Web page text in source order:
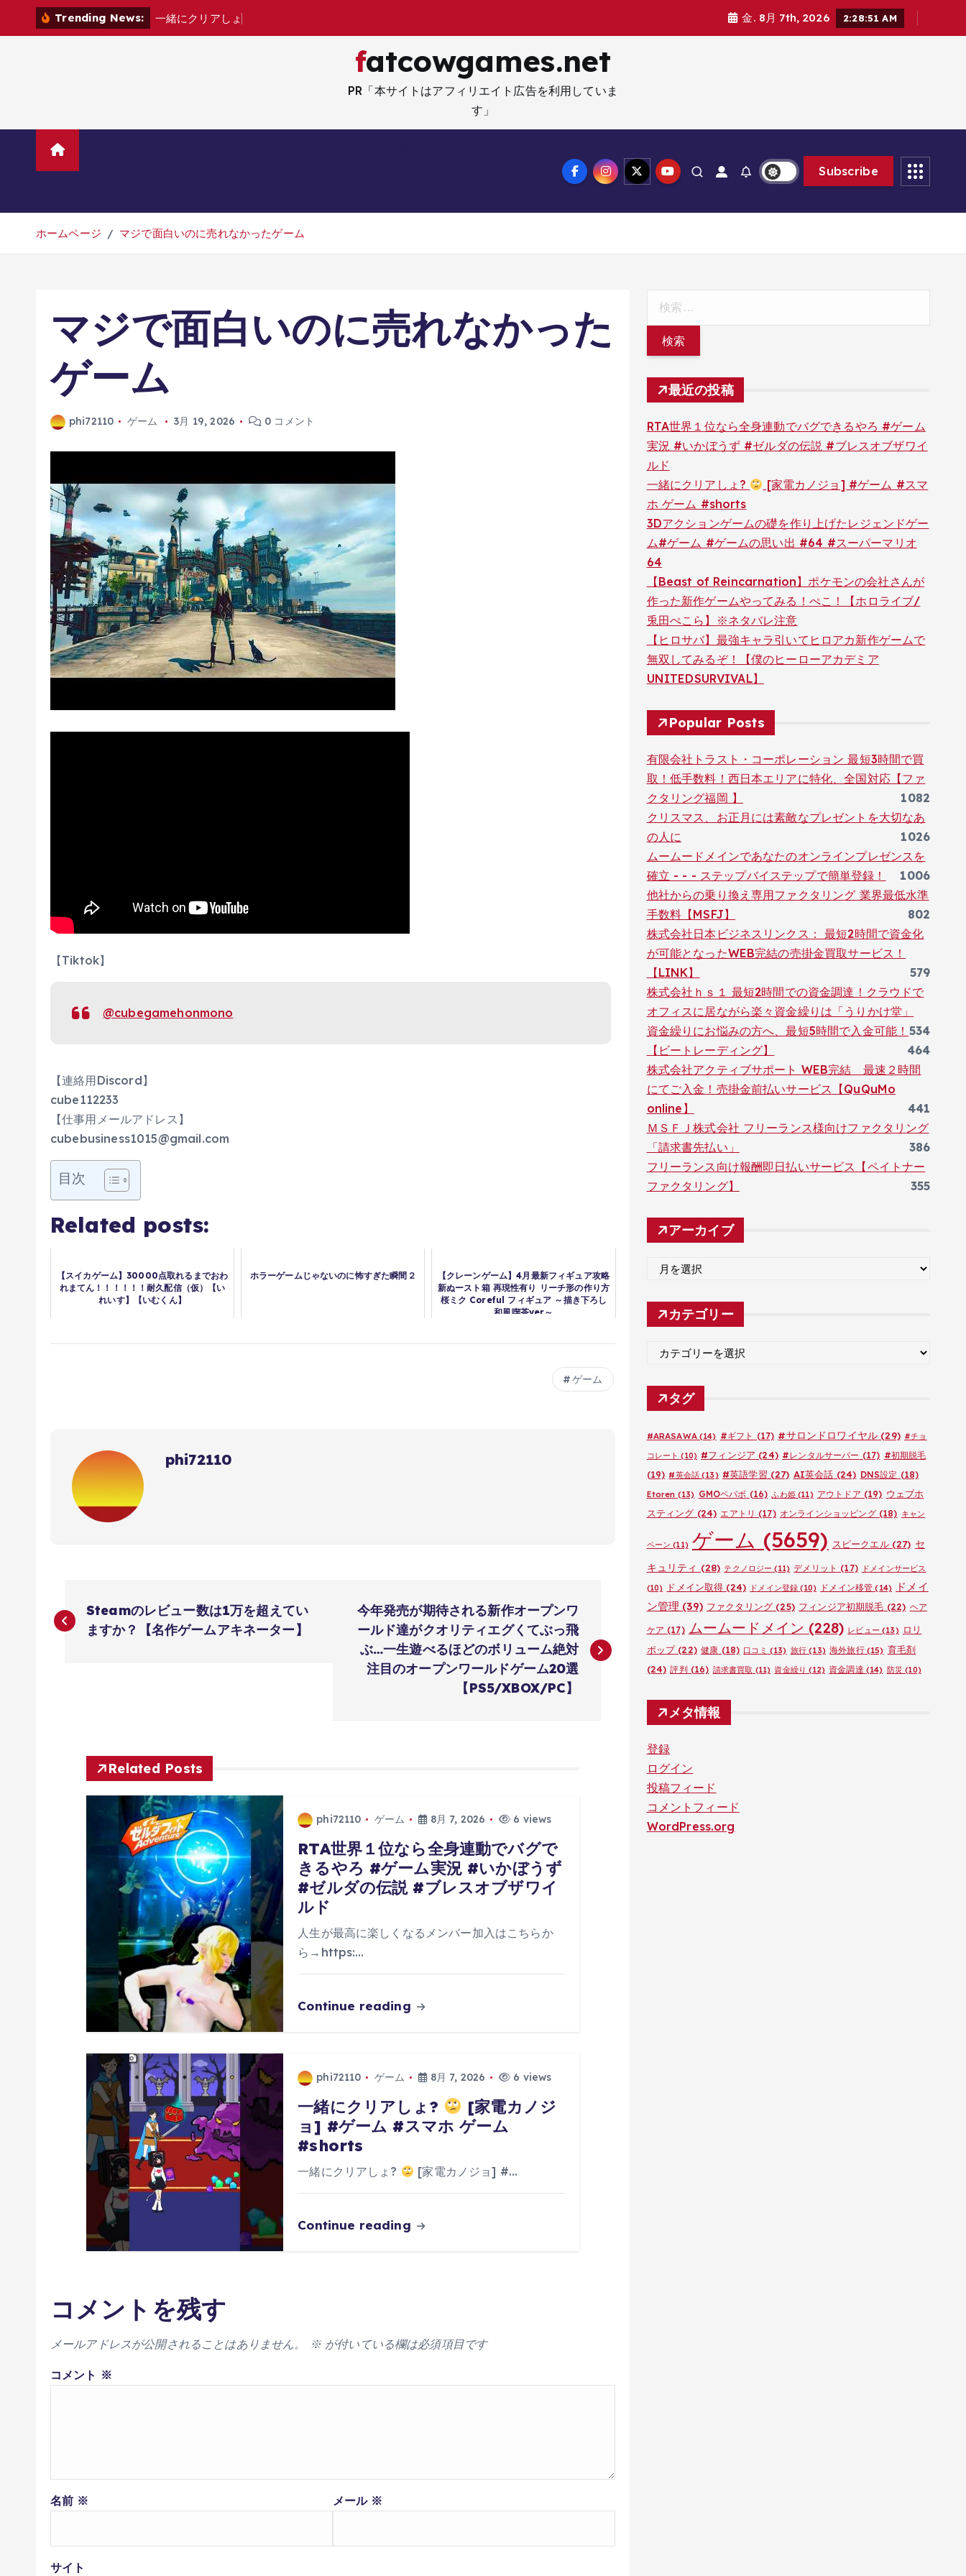
Trending News: 一緒に ク リ ア し ょ 金. 8月 7th, 2026 2:28:52 AM
fatcowgames.net
PR「本サイトはアフィリエイト広告を利用していま
す」
Subscribe
ホームページ マジで面白いのに売れなかったゲーム
マジで面白いのに売れなかった
ゲーム
phi72110 ゲーム 3月 19, 2026 0 コメント
【Tiktok】
@cubegamehonmono
【連絡用Discord】
cube112233
【仕事用メールアドレス】
cubebusiness1015@gmail.com
目次
Related posts:
【スイカゲーム】30000点取れるまでおわ
れまてん！！！！！！耐久配信（仮）【い
れいす】【いむくん】
ホラーゲームじゃないのに怖すぎた瞬間２
【クレーンゲーム】4月最新フィギュア攻略
新ぬースト箱 再現性有り リーチ形の作り方
桜ミク Coreful フィギュア ～描き下ろし
和風喫茶ver～
ゲーム
phi72110
投
稿
Steamのレビュー数は1万を超えてい
ますか？【名作ゲームアキネーター】
今年発売が期待される新作オープンワ
ールド達がクオリティエグくてぶっ飛
ぶ…一生遊べるほどのボリューム絶対
注目のオープンワールドゲーム20選
【PS5/XBOX/PC】
Related Posts
phi72110 ゲーム 8月 7, 2026 6 views
RTA世界１位なら全身連動でバグで
きるやろ #ゲーム実況 #いかぼうず
#ゼルダの伝説 #ブレスオブザワイ
ルド
人生が最高に楽しくなるメンバー加入はこちらか
ら→https:…
Continue reading
phi72110 ゲーム 8月 7, 2026 6 views
一緒にクリアしょ?
[家電カノジ
ョ] #ゲーム #スマホ ゲーム
#shorts
一緒にクリアしょ? [家電カノジョ] #…
Continue reading
コメントを残す
メールアドレスが公開されることはありません。 ※が付いている欄は必須項目です
コメント ※
名前 ※ メール ※
サイト
最近の投稿
RTA世界１位なら全身連動でバグできるやろ #ゲーム
実況 #いかぼうず #ゼルダの伝説 #ブレスオブザワイ
ルド
一緒にクリアしょ?
[家電カノジョ] #ゲーム #スマ
ホ ゲーム #shorts
3Dアクションゲームの礎を作り上げたレジェンドゲー
ム#ゲーム #ゲームの思い出 #64 #スーパーマリオ
64
【Beast of Reincarnation】ポケモンの会社さんが
作った新作ゲームやってみる！ぺこ！【ホロライブ/
兎田ぺこら】※ネタバレ注意
【ヒロサバ】最強キャラ引いてヒロアカ新作ゲームで
無双してみるぞ！【僕のヒーローアカデミア
UNITEDSURVIVAL】
Popular Posts
有限会社トラスト・コーポレーション 最短3時間で買
取！低手数料！西日本エリアに特化、全国対応【ファ
クタリング福岡 】
1082
クリスマス、お正月には素敵なプレゼントを大切なあ
の人に
1026
ムームードメインであなたのオンラインプレゼンスを
確立 - - - ステップバイステップで簡単登録！
1006
他社からの乗り換え専用ファクタリング 業界最低水準
手数料【MSFJ】
802
株式会社日本ビジネスリンクス： 最短2時間で資金化
が可能となったWEB完結の売掛金買取サービス！
【LINK】
579
株式会社ｈｓ１ 最短2時間での資金調達！クラウドで
オフィスに居ながら楽々資金繰りは「うりかけ堂」
534
資金繰りにお悩みの方へ、最短5時間で入金可能！
【ビートレーディング】
464
株式会社アクティブサポート WEB完結 最速２時間
にてご入金！売掛金前払いサービス【QuQuMo
online】
441
ＭＳＦＪ株式会社 フリーランス様向けファクタリング
「請求書先払い」
386
フリーランス向け報酬即日払いサービス【ペイトナー
ファクタリング】
355
アーカイブ
カ
イ
カテゴリー
ゴ
リ
タグ
#ARASAWA(14) #ギフト (17) #サロンドロワイヤル (29) #チョ
コレート (10) #フィンジア (24) #レンタルサーバー (17) #初期脱毛
(19) #英会話 (13) #英語学習 (27) AI英会話 (24) DNS設定 (18)
Etoren (13) GMOペパボ (16) ふわ姫(11) アウトドア (19) ウェブホ
スティング (24) エアトリ (17) オンラインショッピング(18) キャン
ペーン (11) ゲーム (5659) スピークエル(27) セ
キュリティ (28) テクノロジー (11) デメリット (17)
ドメインサービス
(10)
ドメイン取得 (24) ドメイン登録 (10) ドメイン移管 (14)
ドメイ
ン管理 (39) ファクタリング (25) フィンジア初期脱毛 (22) ヘア
ケア (17) ムームードメイン (228) レビュー (13) ロリ
ポップ(22) 健康 (18) 口コミ (13) 旅行 (13) 海外旅行(15) 育毛剤
(24) 評判 (16) 請求書買取 (11) 資金繰り (12) 資金調達 (14) 防災 (10)
メタ情報
登録
ログイン
投稿フィード
コメントフィード
WordPress.org